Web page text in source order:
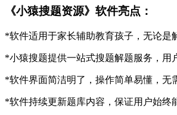
《小猿搜题资源》软件亮点：
*软件适用于家长辅助教育孩子，无论是
*小猿搜题提供一站式搜题解题服务，用
*软件界面简洁明了，操作简单易懂，无
*软件持续更新题库内容，保证用户始终